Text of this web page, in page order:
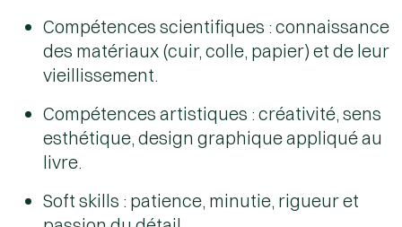
Compétences scientifiques : connaissance
des matériaux (cuir, colle, papier) et de leur
vieillissement.
Compétences artistiques : créativité, sens
esthétique, design graphique appliqué au
livre.
Soft skills : patience, minutie, rigueur et